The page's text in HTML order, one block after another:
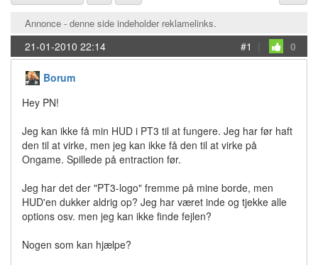
Annonce - denne side indeholder reklamelinks.
21-01-2010 22:14 #1 | 0
Borum
Hey PN!
Jeg kan ikke få min HUD i PT3 til at fungere. Jeg har før haft
den til at virke, men jeg kan ikke få den til at virke på
Ongame. Spillede på entraction før.
Jeg har det der "PT3-logo" fremme på mine borde, men
HUD'en dukker aldrig op? Jeg har været inde og tjekke alle
options osv. men jeg kan ikke finde fejlen?
Nogen som kan hjælpe?